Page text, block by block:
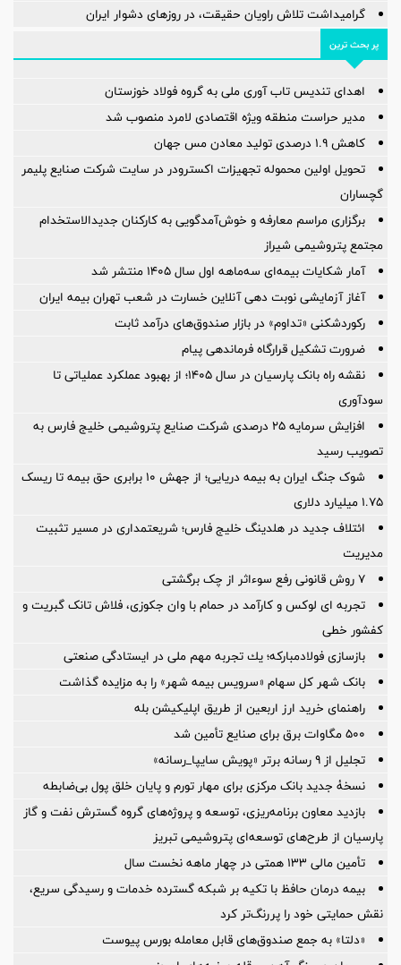
گرامیداشت تلاش راویان حقیقت، در روزهای دشوار ایران
پر بحث ترین
اهدای تندیس تاب آوری ملی به گروه فولاد خوزستان
مدیر حراست منطقه ویژه اقتصادی لامرد منصوب شد
کاهش ۱.۹ درصدی تولید معادن مس جهان
تحویل اولین محموله تجهیزات اکسترودر در سایت شرکت صنایع پلیمر
گچساران
برگزاری مراسم معارفه و خوش‌آمدگویی به كاركنان جدیدالاستخدام
مجتمع پتروشیمی شیراز
آمار شكایات بیمه‌ای سه‌ماهه اول سال ۱۴۰۵ منتشر شد
آغاز آزمایشی نوبت دهی آنلاین خسارت در شعب تهران بیمه ایران
رکوردشکنی «تداوم» در بازار صندوق‌های درآمد ثابت
ضرورت تشكیل قرارگاه فرماندهی پیام
نقشه راه بانک پارسیان در سال ۱۴۰۵؛ از بهبود عملکرد عملیاتی تا
سودآوری
افزایش سرمایه ۲۵ درصدی شرکت صنایع پتروشیمی خلیج فارس به
تصویب رسید
شوک جنگ ایران به بیمه دریایی؛ از جهش ۱۰ برابری حق بیمه تا ریسک
۱.۷۵ میلیارد دلاری
ائتلاف جدید در هلدینگ خلیج فارس؛ شریعتمداری در مسیر تثبیت
مدیریت
۷ روش قانونی رفع سوء‌اثر از چک برگشتی
تجربه ای لوکس و کارآمد در حمام با وان جکوزی، فلاش تانک گبریت و
کفشور خطی
بازسازی فولادمباركه؛ یك تجربه مهم ملی در ایستادگی صنعتی
بانک شهر کل سهام «سرویس بیمه شهر» را به مزایده گذاشت
راهنمای خرید ارز اربعین از طریق اپلیکیشن بله
۵۰۰ مگاوات برق برای صنایع تأمین شد
تجلیل از ۹ رسانه برتر «پویش سایپا_رسانه»
نسخۀ جدید بانک مرکزی برای مهار تورم و پایان خلق پول بی‌ضابطه
بازدید معاون برنامه‌ریزی، توسعه و پروژه‌های گروه گسترش نفت و گاز
پارسیان از طرح‌های توسعه‌ای پتروشیمی تبریز
تأمین مالی 133 همتی در چهار ماهه نخست سال
بیمه درمان حافظ با تکیه بر شبکه گسترده خدمات و رسیدگی سریع،
نقش حمایتی خود را پررنگ‌تر کرد
«دلتا» به جمع صندوق‌های قابل معامله بورس پیوست